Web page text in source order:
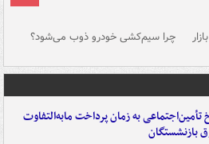
چرا سیم‌کشی خودرو ذوب می‌شود؟
تأمین‌اجتماعی به زمان پرداخت مابه‌التفاوت
بازنشستگان